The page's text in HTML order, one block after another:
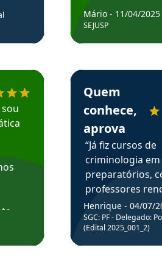
o Aprova Concursos em depoimento
Mário - 11/04/2025
SEJUSP
Estudante Henrique
Quem
conhece,
aprova
“Já fiz cursos de
criminologia em
preparatórios,
professores
fiz curso em pós
graduação.
Professor do
sem dúvida, o
Henrique - 04/07/
SGC: PF - Delegado:
(Edital 2025_001_2)